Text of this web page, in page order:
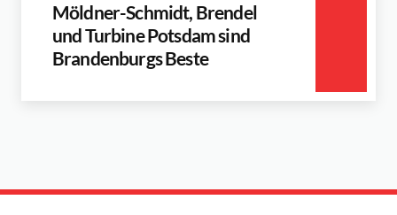
Möldner-Schmidt, Brendel
und Turbine Potsdam sind
Brandenburgs Beste